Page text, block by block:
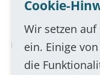
Unsere
entfernt!
Jetzt
Cookie-
Wir setzen
ein. Einige
die